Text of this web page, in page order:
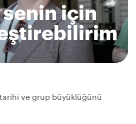
için
ve grup büyüklüğünü